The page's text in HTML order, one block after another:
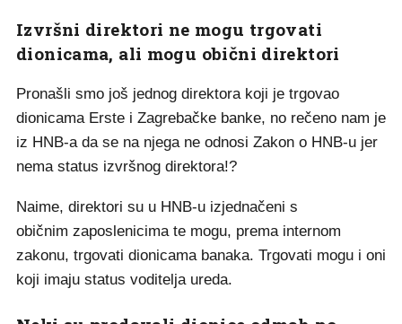
Izvršni direktori ne mogu trgovati
dionicama, ali mogu obični direktori
Pronašli smo još jednog direktora koji je trgovao
dionicama Erste i Zagrebačke banke, no rečeno nam je
iz HNB-a da se na njega ne odnosi Zakon o HNB-u jer
nema status izvršnog direktora!?
Naime, direktori su u HNB-u izjednačeni s
običnim zaposlenicima te mogu, prema internom
zakonu, trgovati dionicama banaka. Trgovati mogu i oni
koji imaju status voditelja ureda.